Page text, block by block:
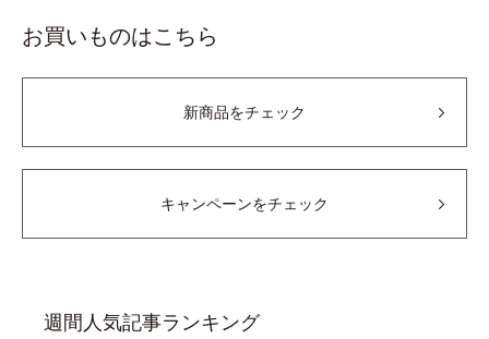
お買いものはこちら
新商品をチェック
キャンペーンをチェック
週間人気記事ランキング